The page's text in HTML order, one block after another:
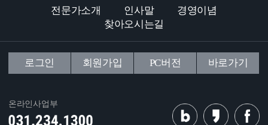
전문가소개 인사말
경영이념
찾아오시는길
로그인 회원가입 PC버전 바로가기
온라인사업부